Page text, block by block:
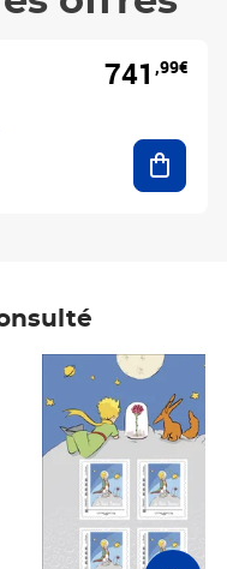
741 ,99€
Prix 7,50€